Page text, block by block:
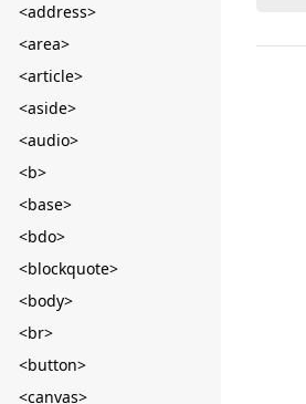
<address>
<area>
<article>
<aside>
<audio>
<b>
<base>
<bdo>
<blockquote>
<body>
<br>
<button>
<canvas>